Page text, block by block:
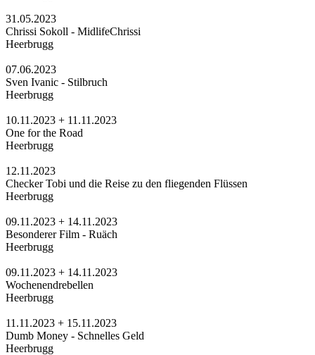
31.05.2023
Chrissi Sokoll - MidlifeChrissi
Heerbrugg
07.06.2023
Sven Ivanic - Stilbruch
Heerbrugg
10.11.2023 + 11.11.2023
One for the Road
Heerbrugg
12.11.2023
Checker Tobi und die Reise zu den fliegenden Flüssen
Heerbrugg
09.11.2023 + 14.11.2023
Besonderer Film - Ruäch
Heerbrugg
09.11.2023 + 14.11.2023
Wochenendrebellen
Heerbrugg
11.11.2023 + 15.11.2023
Dumb Money - Schnelles Geld
Heerbrugg